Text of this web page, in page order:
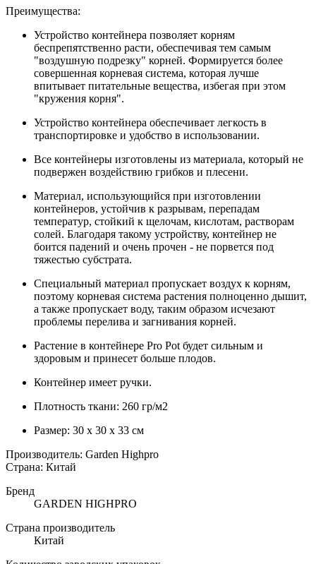
Преимущества:
Устройство контейнера позволяет корням
беспрепятственно расти, обеспечивая тем самым
"воздушную подрезку" корней. Формируется более
совершенная корневая система, которая лучше
впитывает питательные вещества, избегая при этом
"кружения корня".
Устройство контейнера обеспечивает легкость в
транспортировке и удобство в использовании.
Все контейнеры изготовлены из материала, который не
подвержен воздействию грибков и плесени.
Материал, использующийся при изготовлении
контейнеров, устойчив к разрывам, перепадам
температур, стойкий к щелочам, кислотам, растворам
солей. Благодаря такому устройству, контейнер не
боится падений и очень прочен - не порвется под
тяжестью субстрата.
Специальный материал пропускает воздух к корням,
поэтому корневая система растения полноценно дышит,
а также пропускает воду, таким образом исчезают
проблемы перелива и загнивания корней.
Растение в контейнере Pro Pot будет сильным и
здоровым и принесет больше плодов.
Контейнер имеет ручки.
Плотность ткани: 260 гр/м2
Размер: 30 x 30 x 33 см
Производитель: Garden Highpro
Страна: Китай
Бренд
GARDEN HIGHPRO
Страна производитель
Китай